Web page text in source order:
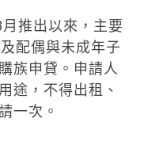
推出以來，主要
配偶與未成年子
族申貸。申請人
途，不得出租、
一次。